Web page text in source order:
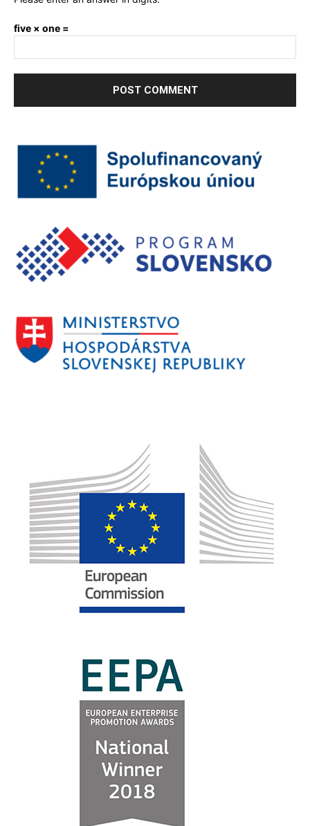
five × one =